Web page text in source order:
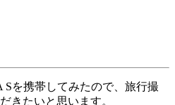
Sを携帯してみたので、旅行撮
きたいと思います。